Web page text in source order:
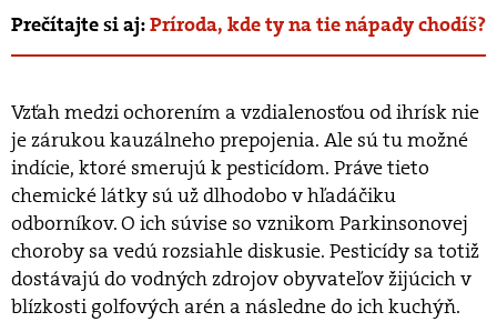
Prečítajte si aj:Príroda, kde ty na tie nápady chodíš?
Vzťah medzi ochorením a vzdialenosťou od ihrísk nie
je zárukou kauzálneho prepojenia. Ale sú tu možné
indície, ktoré smerujú k pesticídom. Práve tieto
chemické látky sú už dlhodobo v hľadáčiku
odborníkov. O ich súvise so vznikom Parkinsonovej
choroby sa vedú rozsiahle diskusie. Pesticídy sa totiž
dostávajú do vodných zdrojov obyvateľov žijúcich v
blízkosti golfových arén a následne do ich kuchýň.